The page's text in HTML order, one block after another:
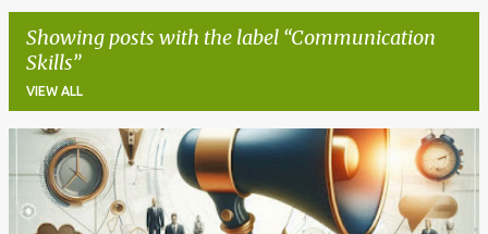
Showing posts with the label Communication
Skills
VIEW ALL